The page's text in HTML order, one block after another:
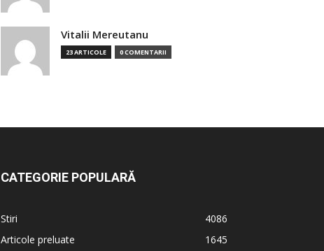
Vitalii Mereutanu
23 ARTICOLE 0 COMENTARII
CATEGORIE POPULARĂ
Stiri
4086
Articole preluate
1645